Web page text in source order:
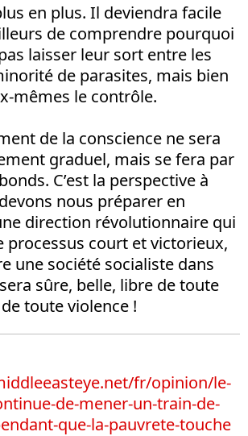
en plus. Il deviendra facile
de comprendre pourquoi
laisser leur sort entre les
de parasites, mais bien
mêmes le contrôle.
de la conscience ne sera
graduel, mais se fera par
C’est la perspective à
nous préparer en
direction révolutionnaire qui
processus court et victorieux,
une société socialiste dans
sûre, belle, libre de toute
toute violence !
fr/opinion/le-
de-mener-un-train-de-
que-la-pauvrete-touche